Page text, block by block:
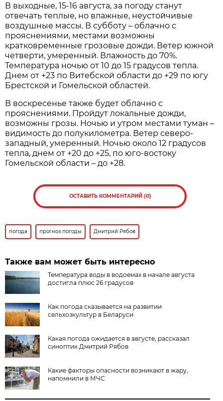
В выходные, 15-16 августа, за погоду станут
отвечать теплые, но влажные, неустойчивые
воздушные массы. В субботу – облачно с
прояснениями, местами возможны
кратковременные грозовые дожди. Ветер южной
четверти, умеренный. Влажность до 70%.
Температура ночью от 10 до 15 градусов тепла.
Днем от +23 по Витебской области до +29 по югу
Брестской и Гомельской областей.
В воскресенье также будет облачно с
прояснениями. Пройдут локальные дожди,
возможны грозы. Ночью и утром местами туман –
видимость до полукилометра. Ветер северо-
западный, умеренный. Ночью около 12 градусов
тепла, днем от +20 до +25, по юго-востоку
Гомельской области – до +28.
ОСТАВИТЬ КОММЕНТАРИЙ (0)
погода прогноз погоды Дмитрий Рябов
Также вам может быть интересно
Температура воды в водоемах в начале августа
достигла плюс 26 градусов
Как погода сказывается на развитии
сельхозкультур в Беларуси
Какая погода ожидается в августе, рассказал
синоптик Дмитрий Рябов
Какие факторы опасности возникают в жару,
напомнили в МЧС